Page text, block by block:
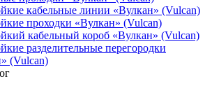
кабельные линии «Вулкан» (Vulcan)
проходки «Вулкан» (Vulcan)
кабельный короб «Вулкан» (Vulcan)
разделительные перегородки
(Vulcan)